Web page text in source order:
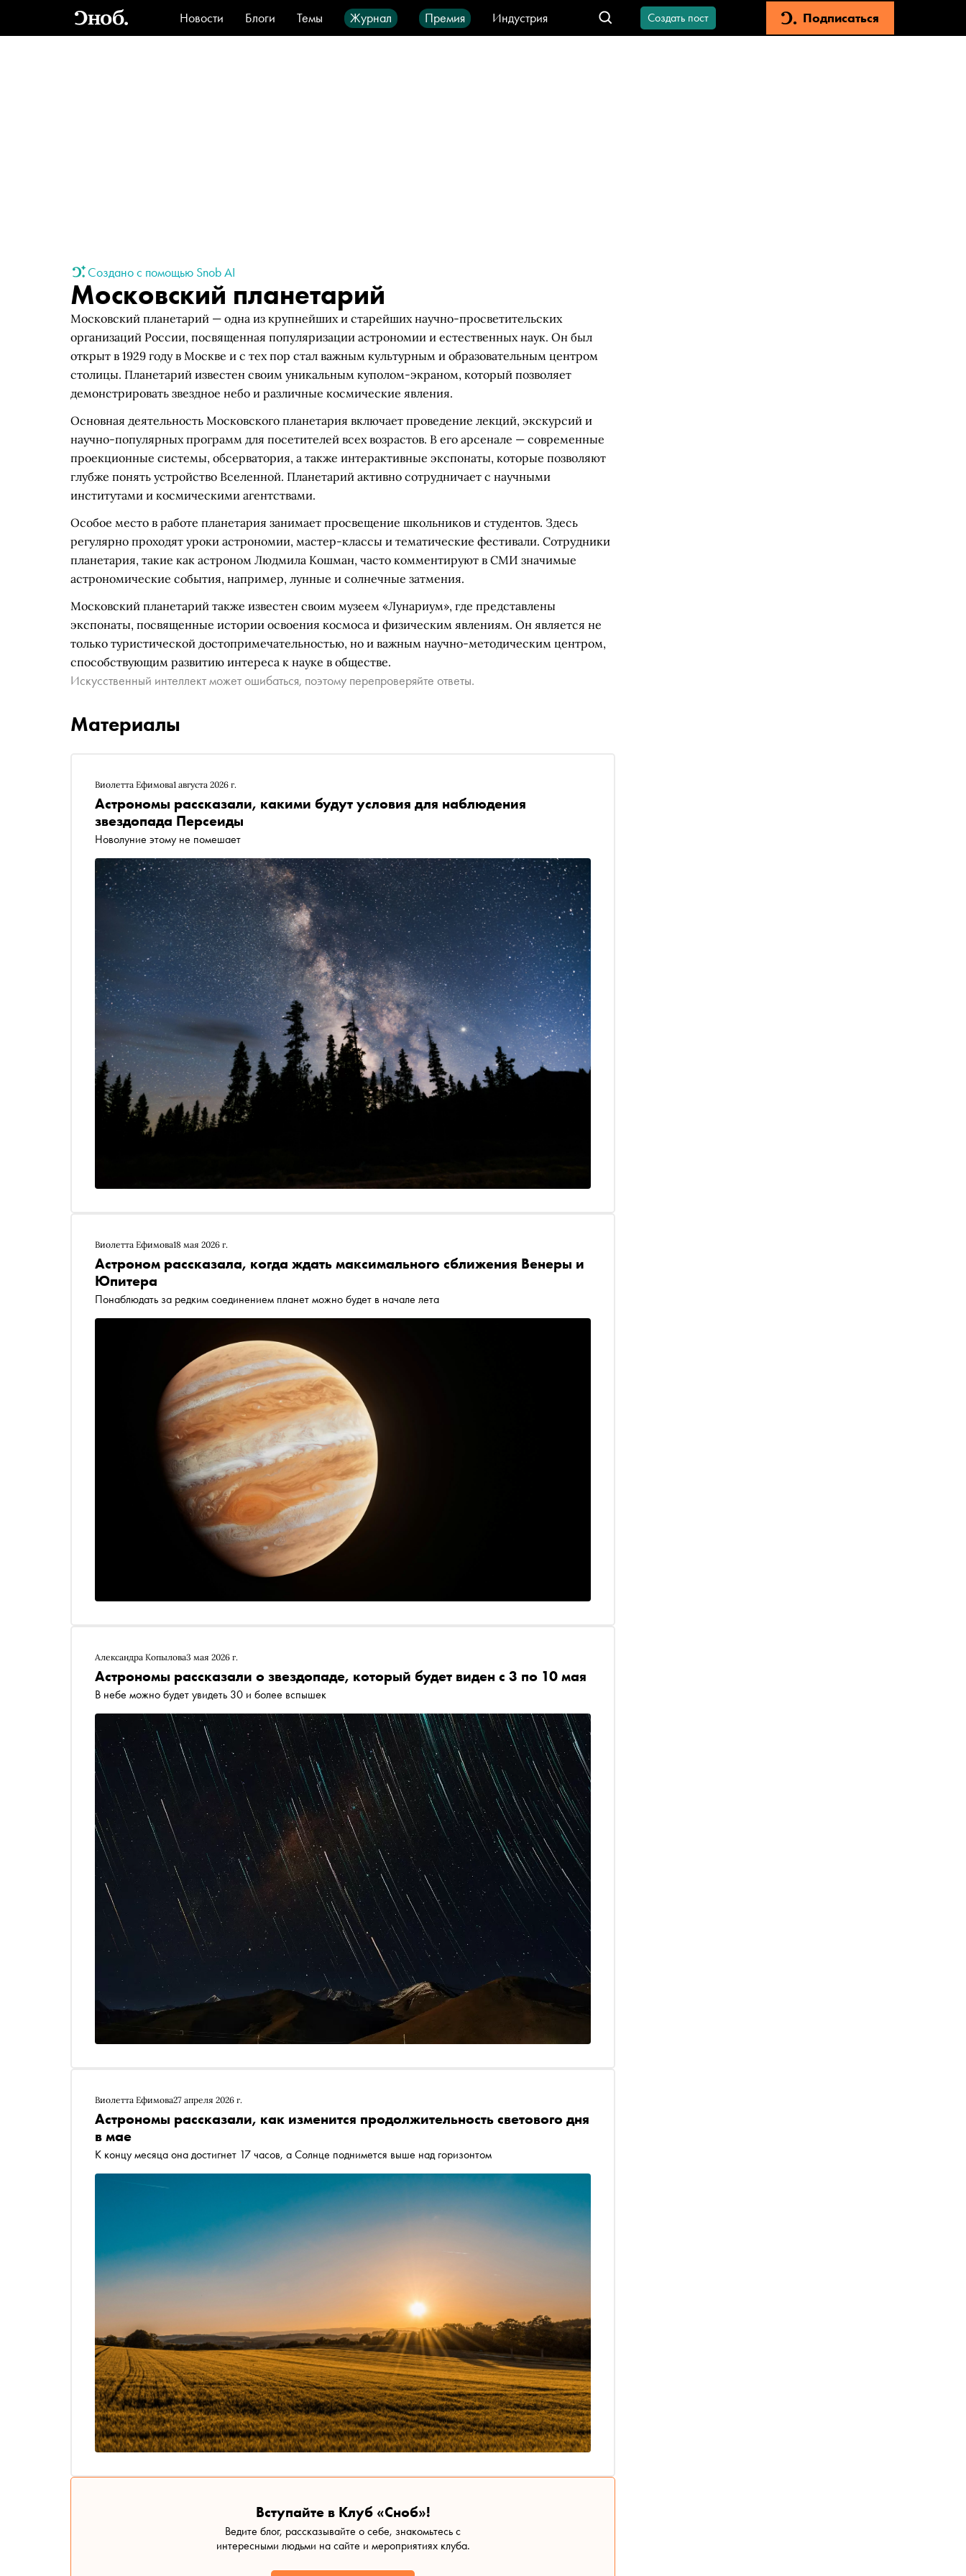
Новости Блоги Темы Журнал Премия
Индустрия
Стиль
Видео Город IT-продукты
Создать пост Подписаться
Создано с помощью Snob AI
Московский планетарий
Московский планетарий — одна из крупнейших и старейших научно-просветительских
организаций России, посвященная популяризации астрономии и естественных наук. Он был
открыт в 1929 году в Москве и с тех пор стал важным культурным и образовательным центром
столицы. Планетарий известен своим уникальным куполом-экраном, который позволяет
демонстрировать звездное небо и различные космические явления.
Основная деятельность Московского планетария включает проведение лекций, экскурсий и
научно-популярных программ для посетителей всех возрастов. В его арсенале — современные
проекционные системы, обсерватория, а также интерактивные экспонаты, которые позволяют
глубже понять устройство Вселенной. Планетарий активно сотрудничает с научными
институтами и космическими агентствами.
Особое место в работе планетария занимает просвещение школьников и студентов. Здесь
регулярно проходят уроки астрономии, мастер-классы и тематические фестивали. Сотрудники
планетария, такие как астроном Людмила Кошман, часто комментируют в СМИ значимые
астрономические события, например, лунные и солнечные затмения.
Московский планетарий также известен своим музеем «Лунариум», где представлены
экспонаты, посвященные истории освоения космоса и физическим явлениям. Он является не
только туристической достопримечательностью, но и важным научно-методическим центром,
способствующим развитию интереса к науке в обществе.
Искусственный интеллект может ошибаться, поэтому перепроверяйте ответы.
Материалы
Виолетта Ефимова1 августа 2026 г.
Астрономы рассказали, какими будут условия для наблюдения
звездопада Персеиды
Новолуние этому не помешает
Виолетта Ефимова18 мая 2026 г.
Астроном рассказала, когда ждать максимального сближения Венеры и
Юпитера
Понаблюдать за редким соединением планет можно будет в начале лета
Александра Копылова3 мая 2026 г.
Астрономы рассказали о звездопаде, который будет виден с 3 по 10 мая
В небе можно будет увидеть 30 и более вспышек
Виолетта Ефимова27 апреля 2026 г.
Астрономы рассказали, как изменится продолжительность светового дня
в мае
К концу месяца она достигнет 17 часов, а Солнце поднимется выше над горизонтом
Вступайте в Клуб «Сноб»!
Ведите блог, рассказывайте о себе, знакомьтесь с
интересными людьми на сайте и мероприятиях клуба.